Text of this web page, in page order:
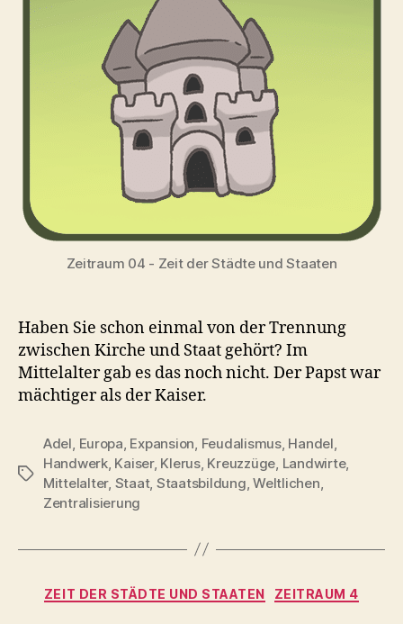
Zeitraum 04 - Zeit der Städte und Staaten
Haben Sie schon einmal von der Trennung
zwischen Kirche und Staat gehört? Im
Mittelalter gab es das noch nicht. Der Papst war
mächtiger als der Kaiser.
Schlagwörter
Adel, Europa, Expansion, Feudalismus, Handel,
Handwerk, Kaiser, Klerus, Kreuzzüge, Landwirte,
Mittelalter, Staat, Staatsbildung,Weltlichen,
Zentralisierung
Kategorien
ZEIT DER STÄDTE UND STAATEN ZEITRAUM 4